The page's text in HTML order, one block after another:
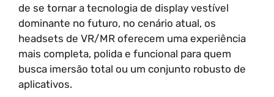
de se tornar a tecnologia de display vestível
dominante no futuro, no cenário atual, os
headsets de VR/MR oferecem uma experiência
mais completa, polida e funcional para quem
busca imersão total ou um conjunto robusto de
aplicativos.